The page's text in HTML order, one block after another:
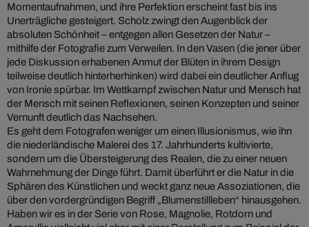
Momentaufnahmen, und ihre Perfektion erscheint fast bis ins
Unerträgliche gesteigert. Scholz zwingt den Augenblick der
absoluten Schönheit – entgegen allen Gesetzen der Natur –
mithilfe der Fotografie zum Verweilen. In den Vasen (die jener über
jede Diskussion erhabenen Anmut der Blüten in ihrem Design
teilweise deutlich hinterherhinken) wird dabei ein deutlicher Anflug
von Ironie spürbar. Im Wettkampf zwischen Natur und Mensch hat
der Mensch mit seinen Reflexionen, seinen Konzepten und seiner
Vernunft deutlich das Nachsehen.
Es geht dem Fotografen weniger um einen Illusionismus, wie ihn
die niederländische Malerei des 17. Jahrhunderts kultivierte,
sondern um die Übersteigerung des Realen, die zu einer neuen
Wahrnehmung der Dinge führt. Damit überführt er die Natur in die
Sphären des Künstlichen und weckt ganz neue Assoziationen, die
über den vordergründigen Begriff „Blumenstillleben“ hinausgehen.
Haben wir es in der Serie von Rose, Magnolie, Rotdorn und